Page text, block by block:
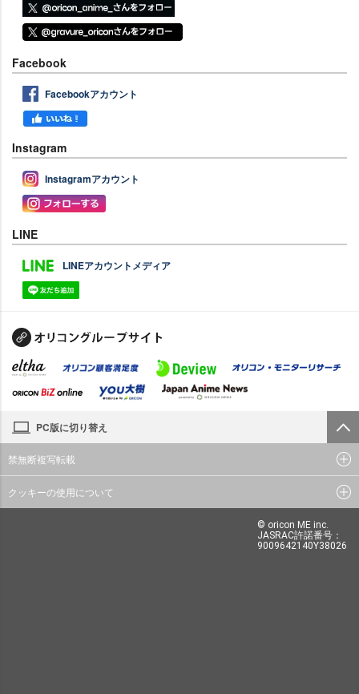
Facebook
Facebookアカウント
Instagram
Instagramアカウント
LINE
LINEアカウントメディア
PC版に切り替え
禁無断複写転載
クッキーの使用について
© oricon ME inc.
JASRAC許諾番号：
9009642140Y38026